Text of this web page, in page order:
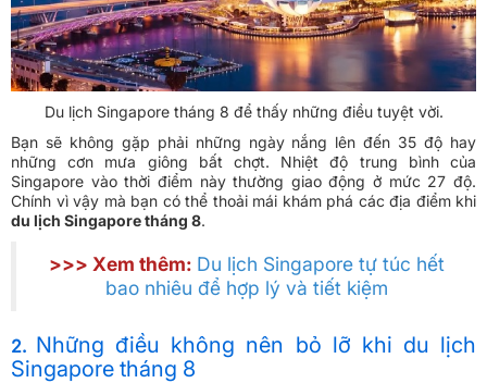
Du lịch Singapore tháng 8 để thấy những điều tuyệt vời.
Bạn sẽ không gặp phải những ngày nắng lên đến 35 độ hay
những cơn mưa giông bất chợt. Nhiệt độ trung bình của
Singapore vào thời điểm này thường giao động ở mức 27 độ.
Chính vì vậy mà bạn có thể thoải mái khám phá các địa điểm khi
du lịch Singapore tháng 8.
>>> Xem thêm: Du lịch Singapore tự túc hết
bao nhiêu để hợp lý và tiết kiệm
2. Những điều không nên bỏ lỡ khi du lịch
Singapore tháng 8